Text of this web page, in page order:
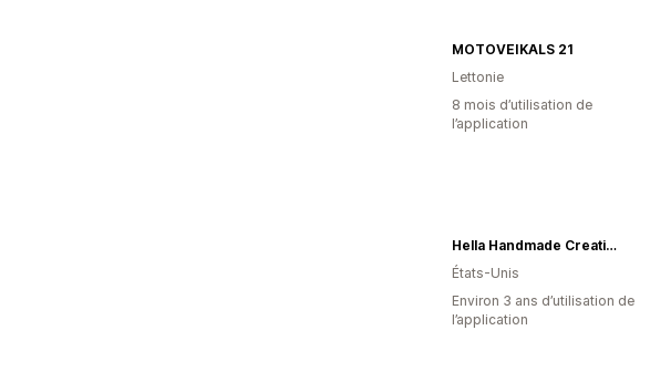
MOTOVEIKALS 21
Lettonie
8 mois d’utilisation de
l’application
Hella Handmade Creations
États-Unis
Environ 3 ans d’utilisation de
l’application